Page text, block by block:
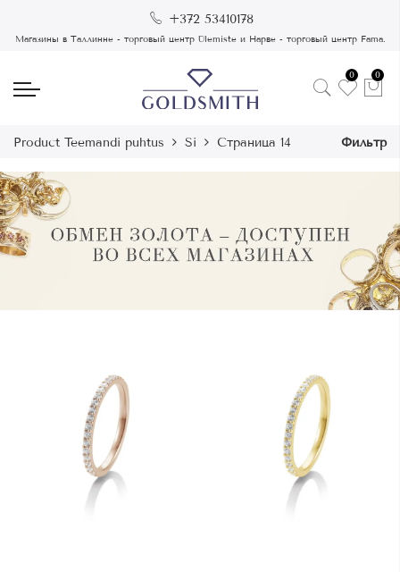
+372 53410178
Магазины в Таллинне - торговый центр Ülemiste и Нарве - торговый центр Fama.
0 0
Product Teemandi puhtus Si Страница 14 Фильтр